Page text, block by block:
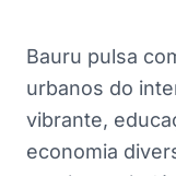
Bauru pulsa
urbanos do
vibrante,
economia